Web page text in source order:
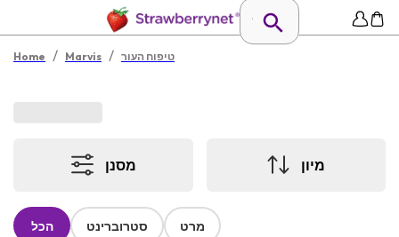
Home / Marvis / טיפוח העור
מסנן מיון
הכל סטרוברינט מרט